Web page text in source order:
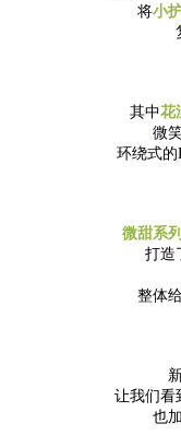
将小
其中花
微
环绕式的
微甜系列
打造
整体
让我们看
也